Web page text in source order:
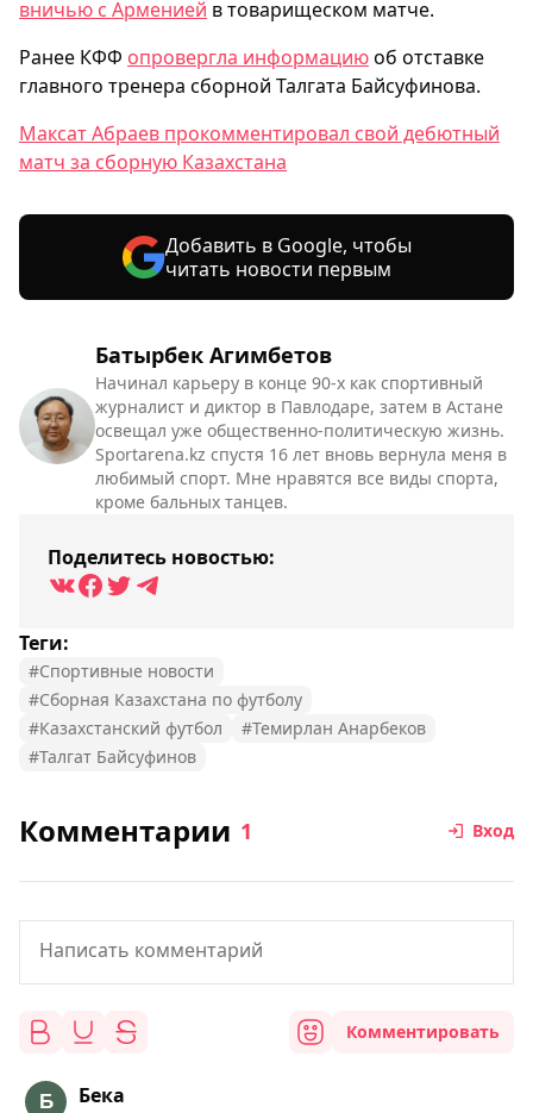
Батырбек Агимбетов
Начинал карьеру в конце 90-х как спортивный
журналист и диктор в Павлодаре, затем в Астане
освещал уже общественно-политическую жизнь.
Sportarena.kz спустя 16 лет вновь вернула меня в
любимый спорт. Мне нравятся все виды спорта,
кроме бальных танцев.
Поделитесь новостью:
Теги:
#Спортивные новости
#Сборная Казахстана по футболу
#Казахстанский футбол
#Темирлан Анарбеков
#Талгат Байсуфинов
вничью с Арменией в товарищеском матче.
Ранее КФФ опровергла информациюоб отставке
главного тренера сборной Талгата Байсуфинова.
Максат Абраев прокомментировал свой дебютный
матч за сборную Казахстана
Добавить в Google, чтобы
читать новости первым
Комментарии 1 Вход
Комментировать
Бека